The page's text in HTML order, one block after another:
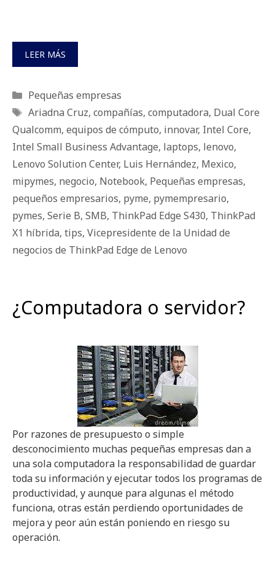
LEER MÁS
Categorías
Pequeñas empresas
Etiquetas
Ariadna Cruz, compañías, computadora, Dual Core
Qualcomm, equipos de cómputo, innovar, Intel Core,
Intel Small Business Advantage, laptops, lenovo,
Lenovo Solution Center, Luis Hernández, Mexico,
mipymes, negocio, Notebook, Pequeñas empresas,
pequeños empresarios, pyme, pymempresario,
pymes, Serie B, SMB, ThinkPad Edge S430, ThinkPad
X1 híbrida, tips, Vicepresidente de la Unidad de
negocios de ThinkPad Edge de Lenovo
¿Computadora o servidor?
Por razones de presupuesto o simple
desconocimiento muchas pequeñas empresas dan a
una sola computadora la responsabilidad de guardar
toda su información y ejecutar todos los programas de
productividad, y aunque para algunas el método
funciona, otras están perdiendo oportunidades de
mejora y peor aún están poniendo en riesgo su
operación.